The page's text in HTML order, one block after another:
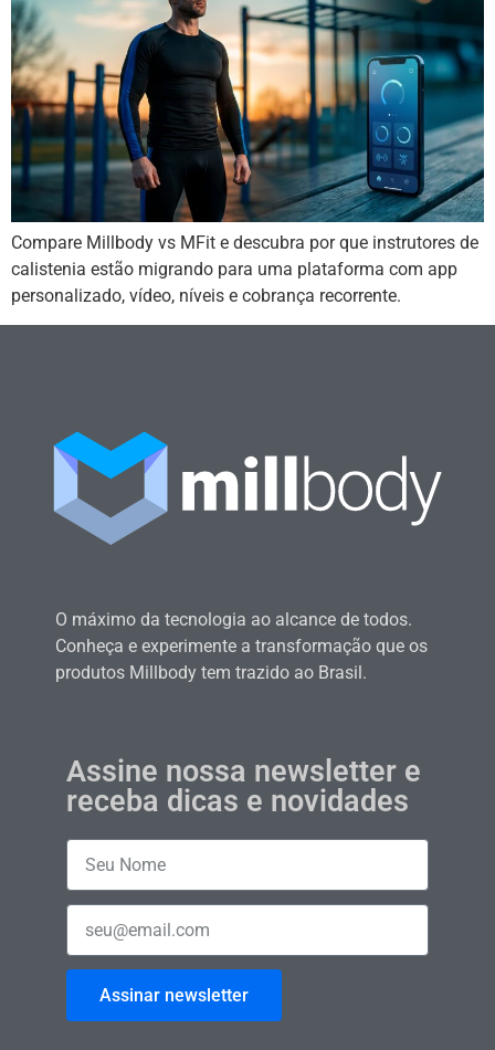
Compare Millbody vs MFit e descubra por que instrutores de
calistenia estão migrando para uma plataforma com app
personalizado, vídeo, níveis e cobrança recorrente.
O máximo da tecnologia ao alcance de todos.
Conheça e experimente a transformação que os
produtos Millbody tem trazido ao Brasil.
Assine nossa newsletter e
receba dicas e novidades
Assinar newsletter